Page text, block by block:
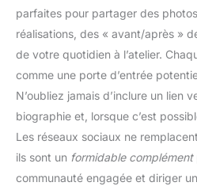
parfaites pour partager des
réalisations, des « avant/après »
de votre quotidien à l’atelier.
comme une porte d’entrée
N’oubliez jamais d’inclure un lien
biographie et, lorsque c’est
Les réseaux sociaux ne
ils sont un formidable complément
communauté engagée et diriger